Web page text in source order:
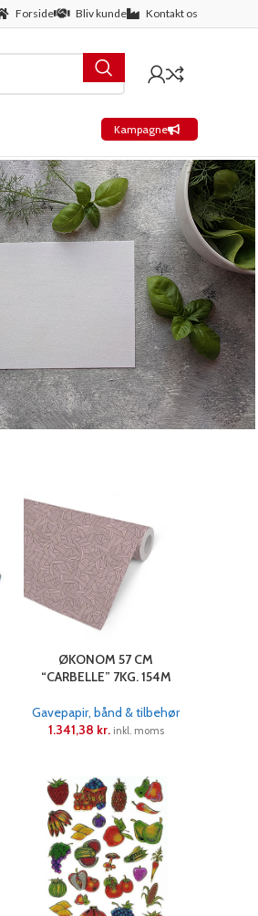
Forside Bliv kunde Kontakt os
Kampagne
ØKONOM 57 CM
“CARBELLE” 7KG. 154M
Gavepapir, bånd & tilbehør
1.341,38 kr. inkl. moms